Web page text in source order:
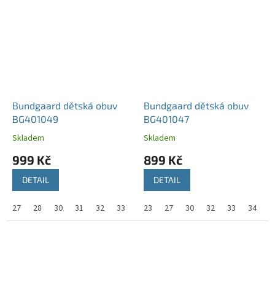
Bundgaard dětská obuv
BG401049
Skladem
999 Kč
DETAIL
27 28 30 31 32 33 34 35
Bundgaard dětská obuv
BG401047
Skladem
899 Kč
DETAIL
23 27 30 32 33 34